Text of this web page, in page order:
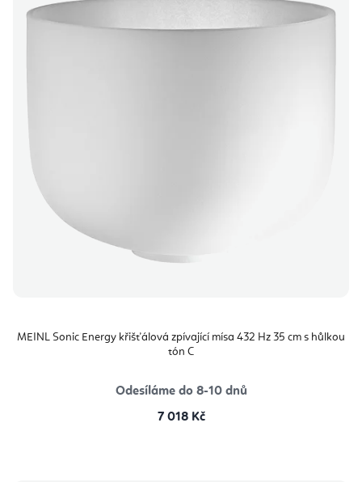
MEINL Sonic Energy křišťálová zpívající mísa 432 Hz 35 cm s hůlkou
tón C
Odesíláme do 8-10 dnů
7 018 Kč